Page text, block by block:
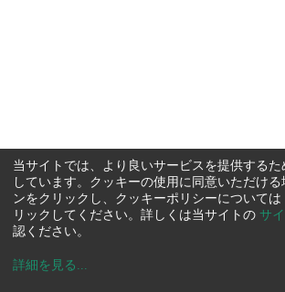
当サイトでは、より良いサービスを提供する
しています。クッキーの使用に同意いただけ
ンをクリックし、クッキーポリシーについて
リックしてください。詳しくは当サイトの サ
認ください。
詳細を見る ...